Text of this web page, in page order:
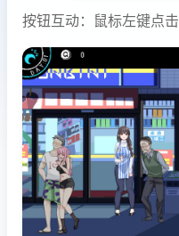
按钮互动：鼠标左键点击